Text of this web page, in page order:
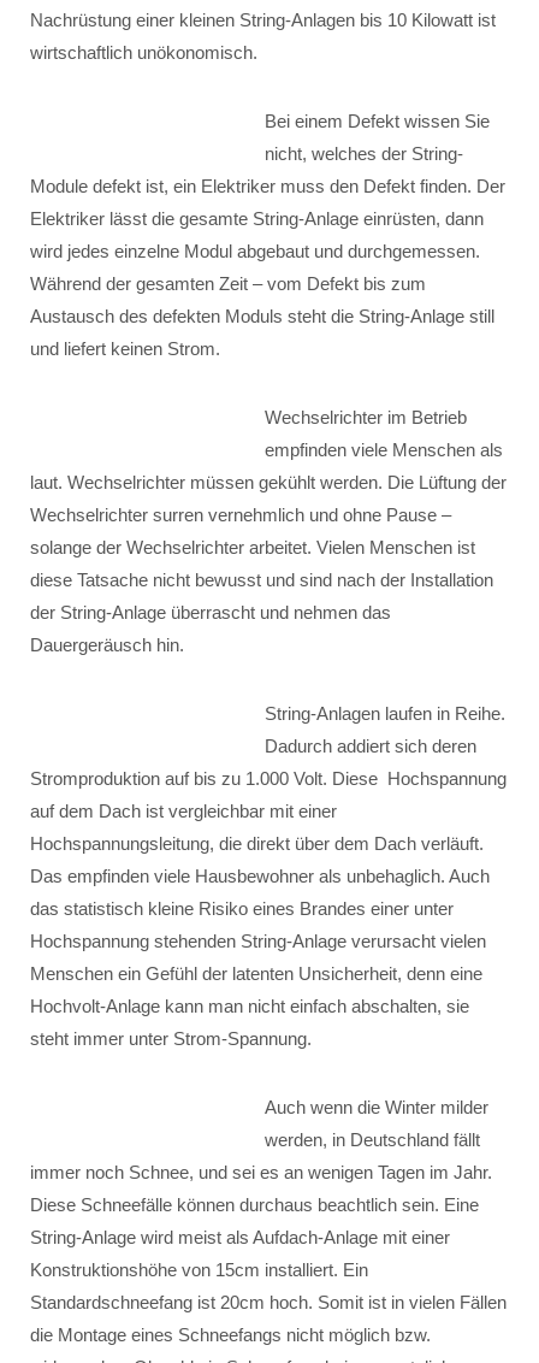
Nachrüstung einer kleinen String-Anlagen bis 10 Kilowatt ist
wirtschaftlich unökonomisch.
Bei einem Defekt wissen Sie
nicht, welches der String-
Module defekt ist, ein Elektriker muss den Defekt finden. Der
Elektriker lässt die gesamte String-Anlage einrüsten, dann
wird jedes einzelne Modul abgebaut und durchgemessen.
Während der gesamten Zeit – vom Defekt bis zum
Austausch des defekten Moduls steht die String-Anlage still
und liefert keinen Strom.
Wechselrichter im Betrieb
empfinden viele Menschen als
laut. Wechselrichter müssen gekühlt werden. Die Lüftung der
Wechselrichter surren vernehmlich und ohne Pause –
solange der Wechselrichter arbeitet. Vielen Menschen ist
diese Tatsache nicht bewusst und sind nach der Installation
der String-Anlage überrascht und nehmen das
Dauergeräusch hin.
String-Anlagen laufen in Reihe.
Dadurch addiert sich deren
Stromproduktion auf bis zu 1.000 Volt. Diese Hochspannung
auf dem Dach ist vergleichbar mit einer
Hochspannungsleitung, die direkt über dem Dach verläuft.
Das empfinden viele Hausbewohner als unbehaglich. Auch
das statistisch kleine Risiko eines Brandes einer unter
Hochspannung stehenden String-Anlage verursacht vielen
Menschen ein Gefühl der latenten Unsicherheit, denn eine
Hochvolt-Anlage kann man nicht einfach abschalten, sie
steht immer unter Strom-Spannung.
Auch wenn die Winter milder
werden, in Deutschland fällt
immer noch Schnee, und sei es an wenigen Tagen im Jahr.
Diese Schneefälle können durchaus beachtlich sein. Eine
String-Anlage wird meist als Aufdach-Anlage mit einer
Konstruktionshöhe von 15cm installiert. Ein
Standardschneefang ist 20cm hoch. Somit ist in vielen Fällen
die Montage eines Schneefangs nicht möglich bzw.